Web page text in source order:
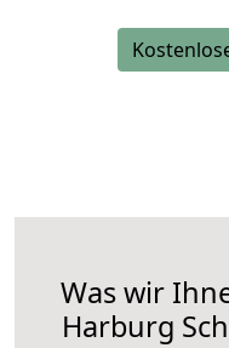
Was wir
Harburg